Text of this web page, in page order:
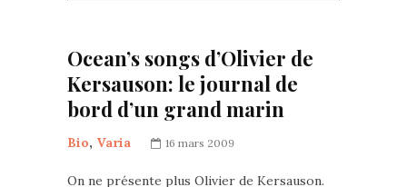
Ocean’s songs d’Olivier de
Kersauson: le journal de
bord d’un grand marin
Bio, Varia 16 mars 2009
On ne présente plus Olivier de Kersauson.